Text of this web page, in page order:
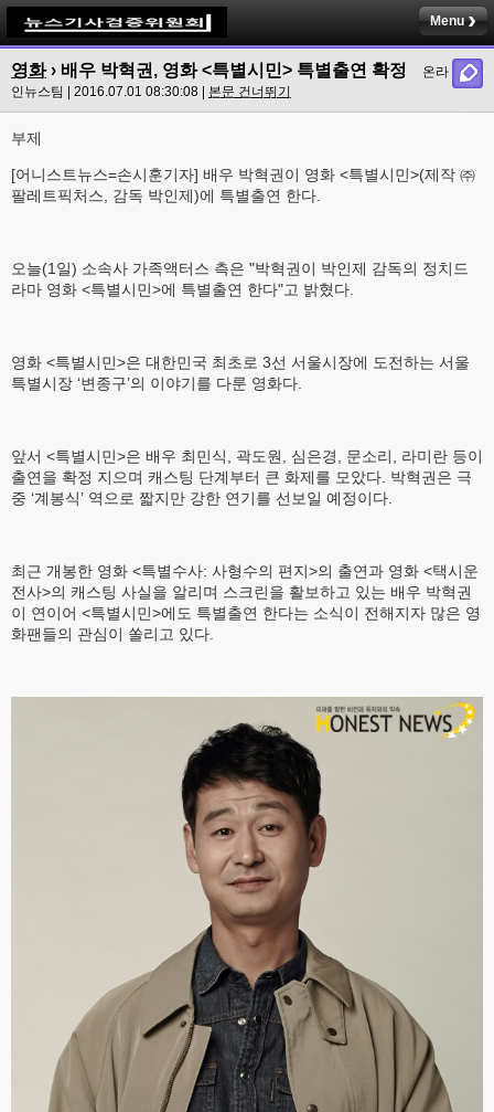
Menu
영화› 배우 박혁권, 영화 <특별시민> 특별출연 확정
온라
인뉴스팀 | 2016.07.01 08:30:08 | 본문 건너뛰기
부제
[어니스트뉴스=손시훈기자] 배우 박혁권이 영화 <특별시민>(제작 ㈜
팔레트픽처스, 감독 박인제)에 특별출연 한다.
오늘(1일) 소속사 가족액터스 측은 "박혁권이 박인제 감독의 정치드
라마 영화 <특별시민>에 특별출연 한다"고 밝혔다.
영화 <특별시민>은 대한민국 최초로 3선 서울시장에 도전하는 서울
특별시장 ‘변종구’의 이야기를 다룬 영화다.
앞서 <특별시민>은 배우 최민식, 곽도원, 심은경, 문소리, 라미란 등이
출연을 확정 지으며 캐스팅 단계부터 큰 화제를 모았다. 박혁권은 극
중 ‘계봉식’ 역으로 짧지만 강한 연기를 선보일 예정이다.
최근 개봉한 영화 <특별수사: 사형수의 편지>의 출연과 영화 <택시운
전사>의 캐스팅 사실을 알리며 스크린을 활보하고 있는 배우 박혁권
이 연이어 <특별시민>에도 특별출연 한다는 소식이 전해지자 많은 영
화팬들의 관심이 쏠리고 있다.